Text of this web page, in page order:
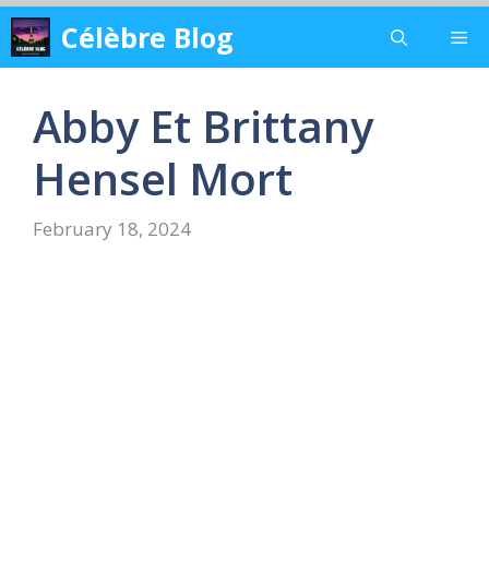
Skip
to
content
Célèbre Blog
Abby Et Brittany
Hensel Mort
February 18, 2024